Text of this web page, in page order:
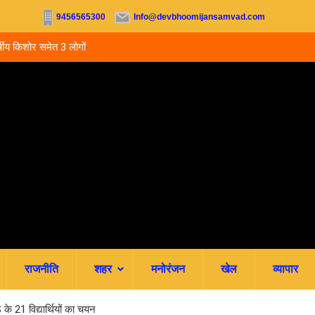
9456565300 Info@devbhoomijansamvad.com
3 लोगों ने की
स्थायीकरण, 3500 शिक्षकों की पदोन्नति अटकी
राजनीति शहर मनोरंजन खेल व्यापार
21 विद्यार्थियों का चयन